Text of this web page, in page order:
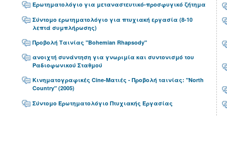
Ερωτηματολόγιο για μεταναστευτικό-προσφυγικό ζήτημα
Σύντομο ερωτηματολόγιο για πτυχιακή εργασία (8-10
λεπτά συμπλήρωσης)
Προβολή Ταινίας "Bohemian Rhapsody"
ανοιχτή συνάντηση για γνωριμία και συντονισμό του
Ραδιοφωνικού Σταθμού
Κινηματογραφικές Cine-Ματιές - Προβολή ταινίας: "North
Country" (2005)
Σύντομο Ερωτηματολόγιο Πτυχιακής Εργασίας